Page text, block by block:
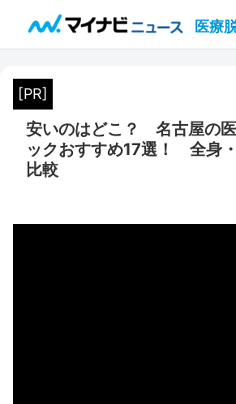
医療
[PR]
安いのはどこ？ 名古屋の
ックおすすめ17選！ 全身
比較